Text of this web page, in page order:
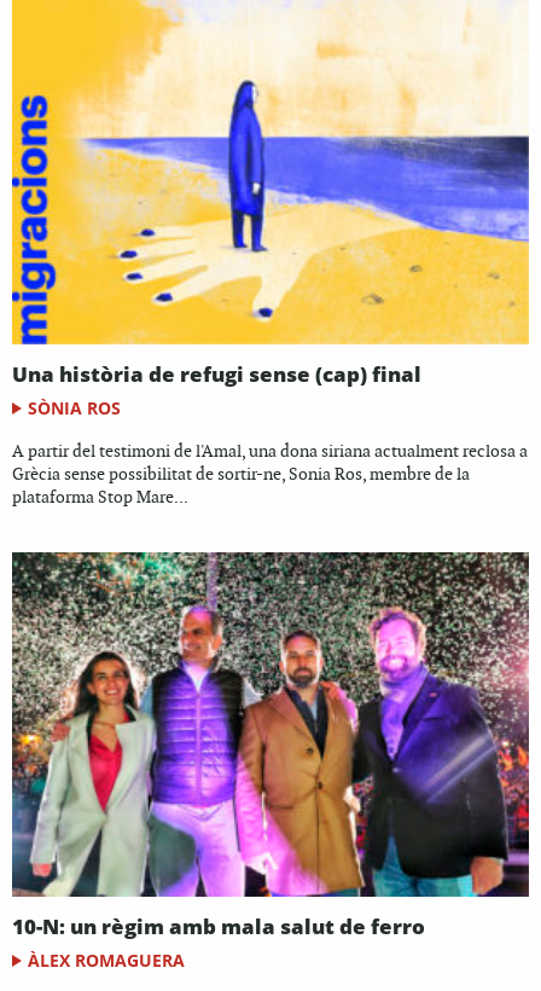
Una història de refugi sense (cap) final
SÒNIA ROS
A partir del testimoni de l'Amal, una dona siriana actualment reclosa a
Grècia sense possibilitat de sortir-ne, Sonia Ros, membre de la
plataforma Stop Mare...
10-N: un règim amb mala salut de ferro
ÀLEX ROMAGUERA